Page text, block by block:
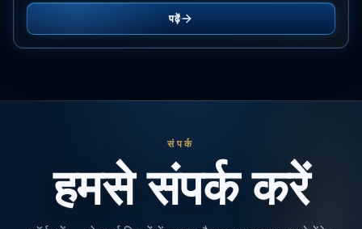
पढ़ें
संपर्क
हमसे संपर्क करें